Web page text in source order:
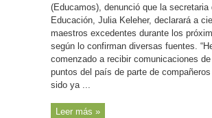
(Educamos), denunció que la secretaria
Educación, Julia Keleher, declarará a
maestros excedentes durante los
según lo confirman diversas fuentes.
comenzado a recibir comunicaciones
puntos del país de parte de
sido ya ...
Leer más »